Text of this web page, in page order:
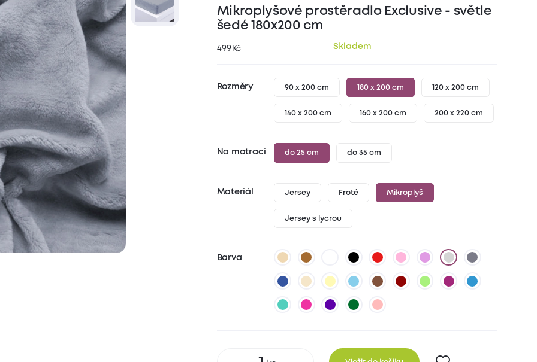
Mikroplyšové prostěradlo Exclusive - světle
šedé 180x200 cm
499 Kč Skladem
Rozměry 90 x 200 cm 180 x 200 cm 120 x 200 cm
140 x 200 cm 160 x 200 cm 200 x 220 cm
Na matraci do 25 cm do 35 cm
Materiál Jersey Froté Mikroplyš
Jersey s lycrou
Barva